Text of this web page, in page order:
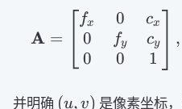
A =
fx
0
0
0
fy
0
cx
cy
1
,
并明确 (u,v)
(u, v) 是像素坐标，